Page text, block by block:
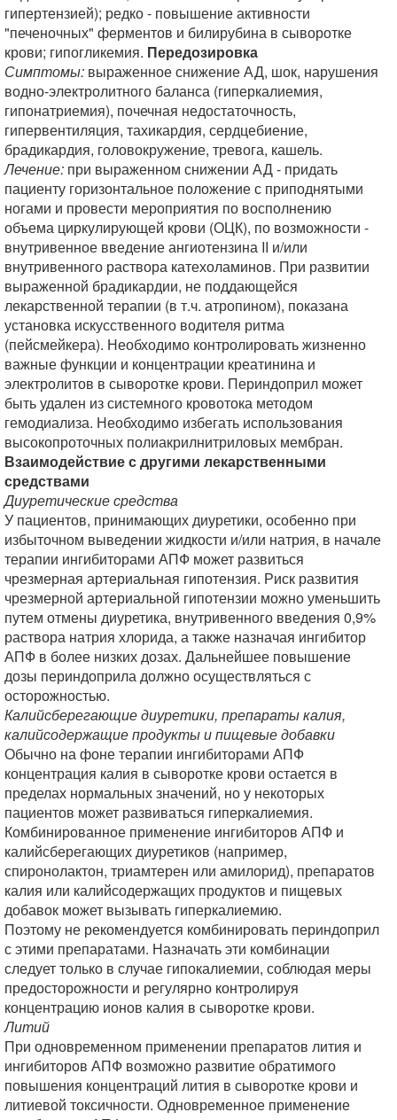
гипертензией); редко - повышение активности
"печеночных" ферментов и билирубина в сыворотке
крови; гипогликемия. Передозировка
Симптомы: выраженное снижение АД, шок, нарушения
водно-электролитного баланса (гиперкалиемия,
гипонатриемия), почечная недостаточность,
гипервентиляция, тахикардия, сердцебиение,
брадикардия, головокружение, тревога, кашель.
Лечение: при выраженном снижении АД - придать
пациенту горизонтальное положение с приподнятыми
ногами и провести мероприятия по восполнению
объема циркулирующей крови (ОЦК), по возможности -
внутривенное введение ангиотензина II и/или
внутривенного раствора катехоламинов. При развитии
выраженной брадикардии, не поддающейся
лекарственной терапии (в т.ч. атропином), показана
установка искусственного водителя ритма
(пейсмейкера). Необходимо контролировать жизненно
важные функции и концентрации креатинина и
электролитов в сыворотке крови. Периндоприл может
быть удален из системного кровотока методом
гемодиализа. Необходимо избегать использования
высокопроточных полиакрилнитриловых мембран.
Взаимодействие с другими лекарственными
средствами
Диуретические средства
У пациентов, принимающих диуретики, особенно при
избыточном выведении жидкости и/или натрия, в начале
терапии ингибиторами АПФ может развиться
чрезмерная артериальная гипотензия. Риск развития
чрезмерной артериальной гипотензии можно уменьшить
путем отмены диуретика, внутривенного введения 0,9%
раствора натрия хлорида, а также назначая ингибитор
АПФ в более низких дозах. Дальнейшее повышение
дозы периндоприла должно осуществляться с
осторожностью.
Калийсберегающие диуретики, препараты калия,
калийсодержащие продукты и пищевые добавки
Обычно на фоне терапии ингибиторами АПФ
концентрация калия в сыворотке крови остается в
пределах нормальных значений, но у некоторых
пациентов может развиваться гиперкалиемия.
Комбинированное применение ингибиторов АПФ и
калийсберегающих диуретиков (например,
спиронолактон, триамтерен или амилорид), препаратов
калия или калийсодержащих продуктов и пищевых
добавок может вызывать гиперкалиемию.
Поэтому не рекомендуется комбинировать периндоприл
с этими препаратами. Назначать эти комбинации
следует только в случае гипокалиемии, соблюдая меры
предосторожности и регулярно контролируя
концентрацию ионов калия в сыворотке крови.
Литий
При одновременном применении препаратов лития и
ингибиторов АПФ возможно развитие обратимого
повышения концентраций лития в сыворотке крови и
литиевой токсичности. Одновременное применение